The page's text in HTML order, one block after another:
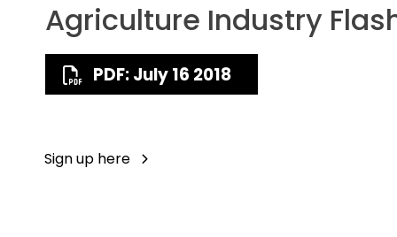
Agriculture Industry
PDF: July 16 2018
Sign up here